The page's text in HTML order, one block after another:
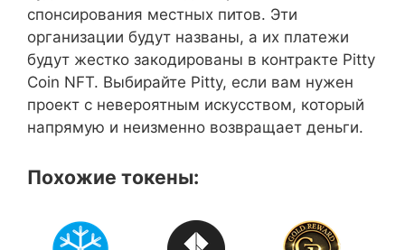
спонсирования местных питов. Эти
организации будут названы, а их платежи
будут жестко закодированы в контракте Pitty
Coin NFT. Выбирайте Pitty, если вам нужен
проект с невероятным искусством, который
напрямую и неизменно возвращает деньги.
Похожие токены: